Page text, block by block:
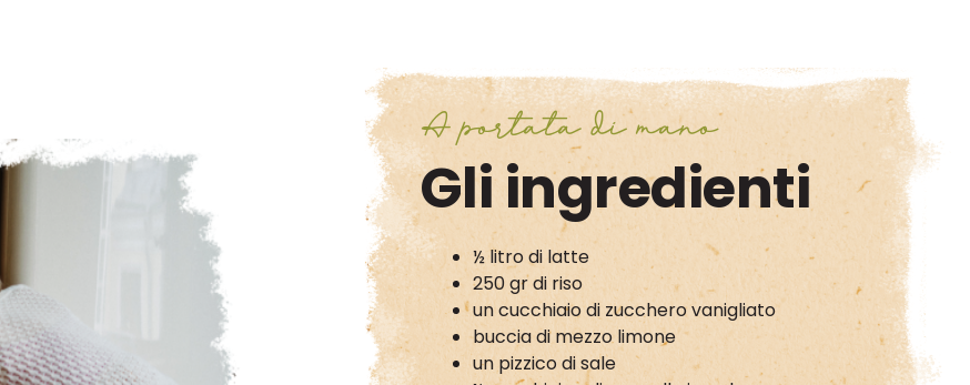
A portata di mano
Gli ingredienti
½ litro di latte
250 gr di riso
un cucchiaio di zucchero vanigliato
buccia di mezzo limone
un pizzico di sale